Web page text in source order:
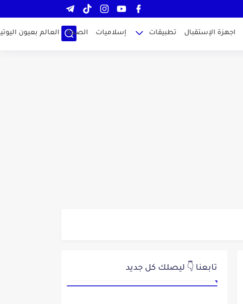
اجهزة الإستقبال تطبيقات إسلاميات الصحة العالم بعيون
تابعنا 👇 ليصلك كل جديد